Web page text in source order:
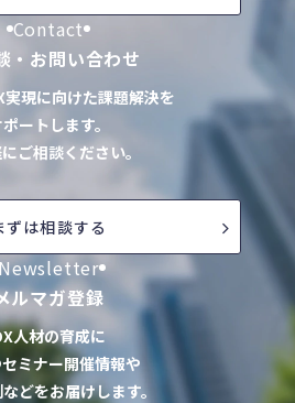
Contact
・お問い合わせ
実現に向けた課題解決を
ートします。
ご相談ください。
ずは相談する
ルマガ登録
人材の育成に
ミナー開催情報や
どをお届けします。